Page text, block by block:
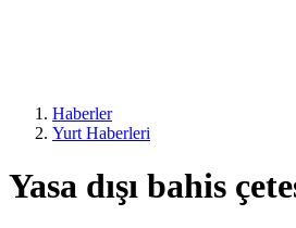
Haberler
Yurt Haberleri
Yasa dışı bahis